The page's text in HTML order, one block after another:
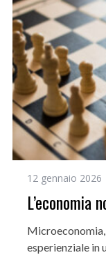
12 gennaio 2026
L’economia
esperienziale in